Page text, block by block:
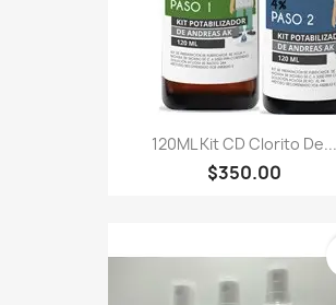
120ML Kit CD Clorito De...
$350.00